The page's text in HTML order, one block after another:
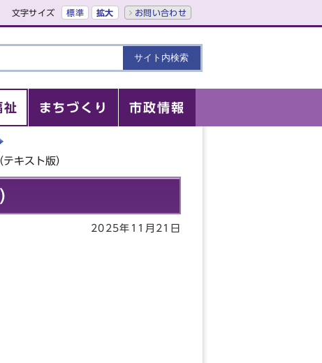
文字サイズ 標準 拡大 お問い合わせ
祉 まちづくり 市政情報
キスト版）
2025年11月21日